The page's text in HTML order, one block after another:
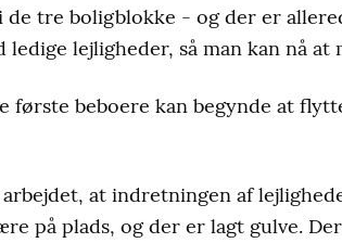
tre boligblokke - og der er
ledige lejligheder, så man kan nå
første beboere kan begynde at
at indretningen af
på plads, og der er lagt gulve.